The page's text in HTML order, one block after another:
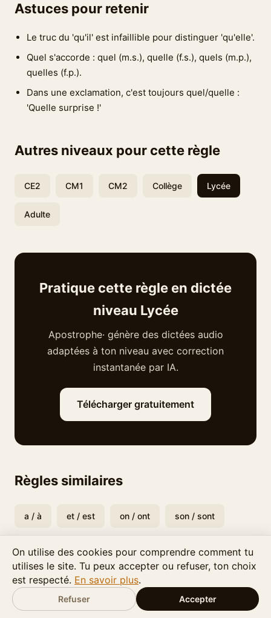
Astuces pour retenir
Le truc du 'qu'il' est infaillible pour distinguer 'qu'elle'.
Quel s'accorde : quel (m.s.), quelle (f.s.), quels (m.p.),
quelles (f.p.).
Dans une exclamation, c'est toujours quel/quelle :
'Quelle surprise !'
Autres niveaux pour cette règle
CE2 CM1 CM2 Collège Lycée
Adulte
Pratique cette règle en dictée
niveau Lycée
Apostrophe· génère des dictées audio
adaptées à ton niveau avec correction
instantanée par IA.
Télécharger gratuitement
Règles similaires
a / à et / est on / ont son / sont
© 2026LMT Digital Creations
Confidentialité·
On utilise des cookies pour comprendre comment tu
utilises le site. Tu peux accepter ou refuser, ton choix
est respecté. En savoir plus.
Refuser Accepter